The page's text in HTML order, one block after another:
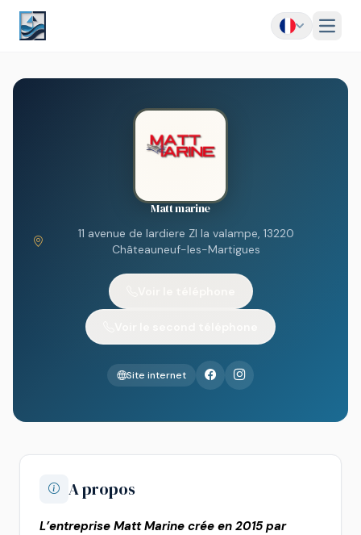
Menu
Matt marine
11 avenue de lardiere ZI la valampe, 13220
Châteauneuf-les-Martigues
Site internet
A propos
L’entreprise Matt Marine crée en 2015 par